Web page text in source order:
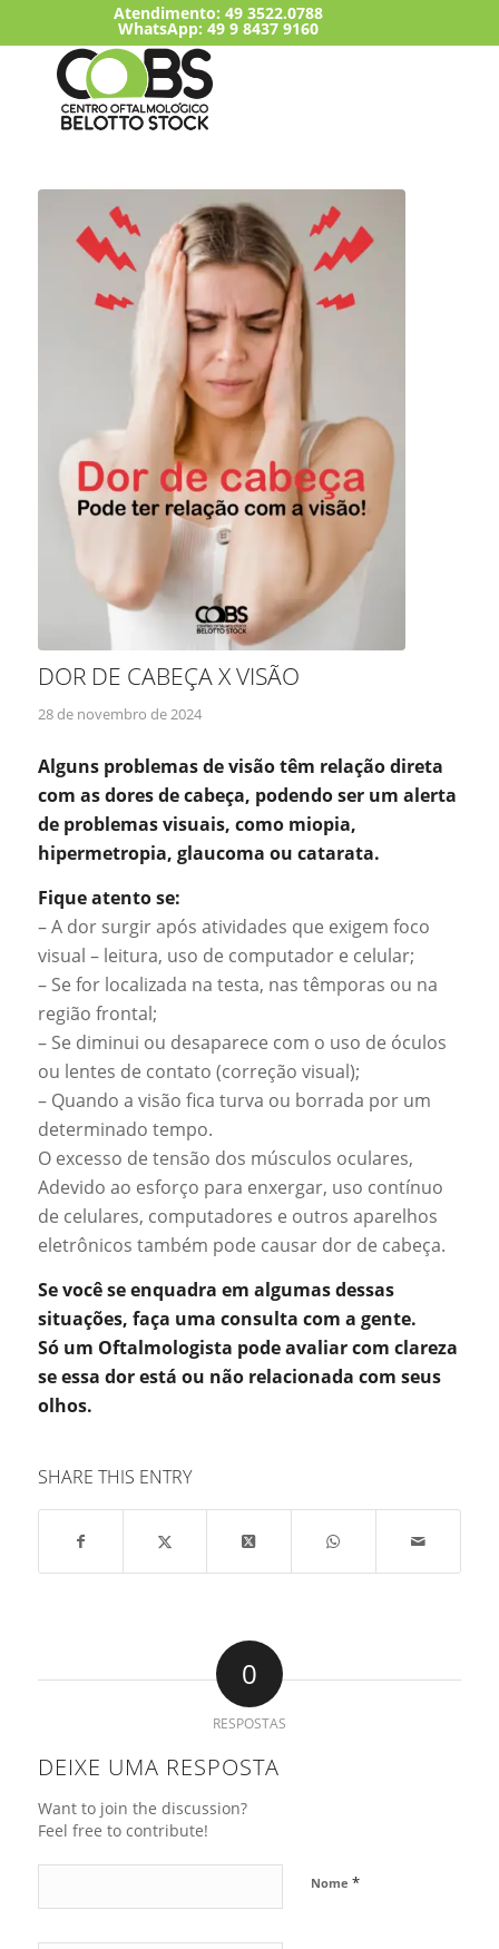
Atendimento:49 3522.0788
WhatsApp: 49 9 8437 9160
DOR DE CABEÇA X VISÃO
28 de novembro de 2024
Alguns problemas de visão têm relação direta
com as dores de cabeça, podendo ser um alerta
de problemas visuais, como miopia,
hipermetropia, glaucoma ou catarata.
Fique atento se:
– A dor surgir após atividades que exigem foco
visual – leitura, uso de computador e celular;
– Se for localizada na testa, nas têmporas ou na
região frontal;
– Se diminui ou desaparece com o uso de óculos
ou lentes de contato (correção visual);
– Quando a visão fica turva ou borrada por um
determinado tempo.
O excesso de tensão dos músculos oculares,
Adevido ao esforço para enxergar, uso contínuo
de celulares, computadores e outros aparelhos
eletrônicos também pode causar dor de cabeça.
Se você se enquadra em algumas dessas
situações, faça uma consulta com a gente.
Só um Oftalmologista pode avaliar com clareza
se essa dor está ou não relacionada com seus
olhos.
SHARE THIS ENTRY
0
RESPOSTAS
DEIXE UMA RESPOSTA
Want to join the discussion?
Feel free to contribute!
Nome *